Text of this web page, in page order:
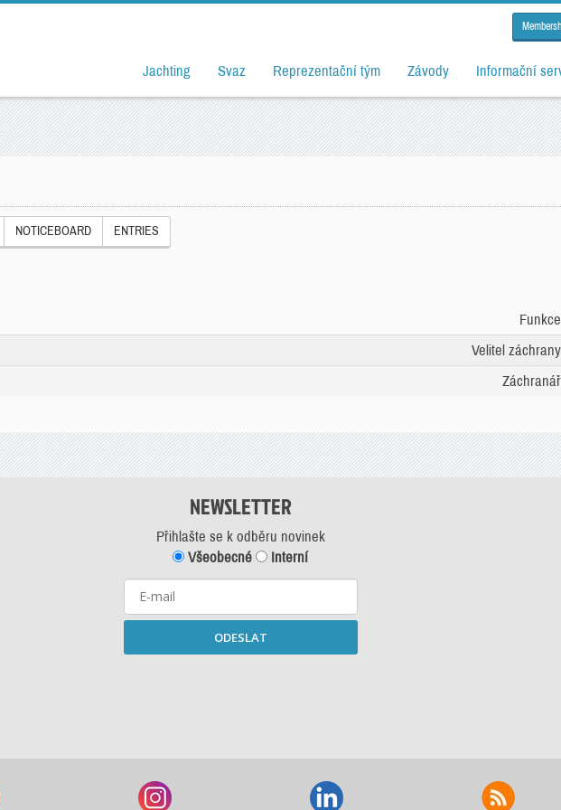
Jachting Svaz Reprezentační tým Závody Informační
NOTICEBOARD ENTRIES
Funkce
Velitel záchrany
Záchranář
NEWSLETTER
Přihlašte se k odběru novinek
Všeobecné
Interní
ODESLAT